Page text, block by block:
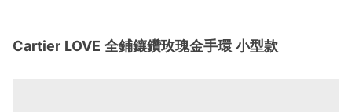
Cartier LOVE 全鋪鑲鑽玫瑰金手環 小型款